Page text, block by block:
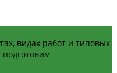
видах работ и типовых
подготовим